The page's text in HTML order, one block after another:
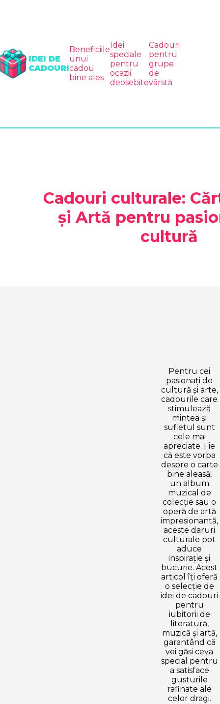
IDEI DE
CADOURI
Beneficiile
unui
cadou
bine ales
Idei
speciale
pentru
ocazii
deosebite
Cadouri
pentru
grupe
de
vârstă
Cadouri culturale:
și Artă pentru
cultură
Pentru cei
pasionați de
cultură și arte,
cadourile care
stimulează
mintea și
sufletul sunt
cele mai
apreciate. Fie
că este vorba
despre o carte
bine aleasă,
un album
muzical de
colecție sau o
operă de artă
impresionantă,
aceste daruri
culturale pot
aduce
inspirație și
bucurie. Acest
articol îți oferă
o selecție de
idei de cadouri
pentru
iubitorii de
literatură,
muzică și artă,
garantând că
vei găsi ceva
special pentru
a satisface
gusturile
rafinate ale
celor dragi.